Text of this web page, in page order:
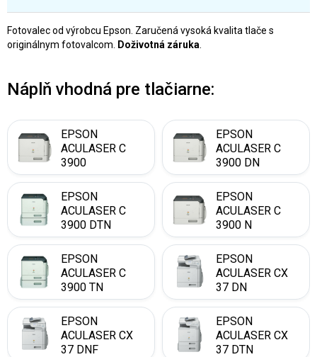
Fotovalec od výrobcu Epson. Zaručená vysoká kvalita tlače s
originálnym fotovalcom.
Doživotná záruka
Náplň vhodná pre tlačiarne:
EPSON
ACULASER C
3900
EPSON
ACULASER C
3900 DN
EPSON
ACULASER C
3900 DTN
EPSON
ACULASER C
3900 N
EPSON
ACULASER C
3900 TN
EPSON
ACULASER CX
37 DN
EPSON
ACULASER CX
37 DNF
EPSON
ACULASER CX
37 DTN